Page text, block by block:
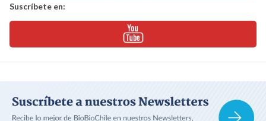
Suscríbete en: